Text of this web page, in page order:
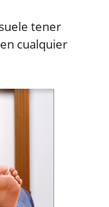
tener
cualquier